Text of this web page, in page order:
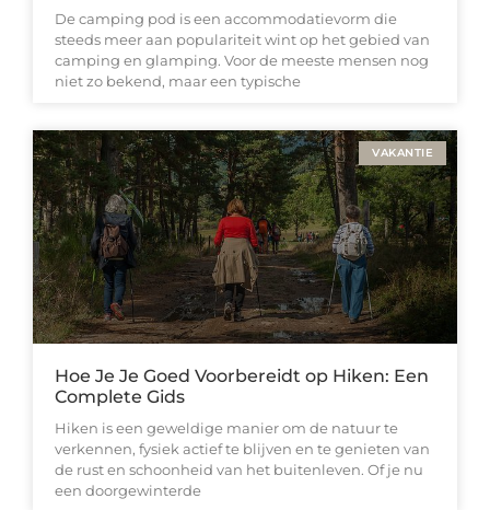
De camping pod is een accommodatievorm die
steeds meer aan populariteit wint op het gebied van
camping en glamping. Voor de meeste mensen nog
niet zo bekend, maar een typische
VAKANTIE
Hoe Je Je Goed Voorbereidt op Hiken: Een
Complete Gids
Hiken is een geweldige manier om de natuur te
verkennen, fysiek actief te blijven en te genieten van
de rust en schoonheid van het buitenleven. Of je nu
een doorgewinterde